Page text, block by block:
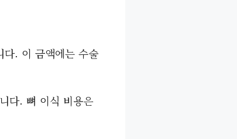
다. 이 금액에는 수술
다. 뼈 이식 비용은